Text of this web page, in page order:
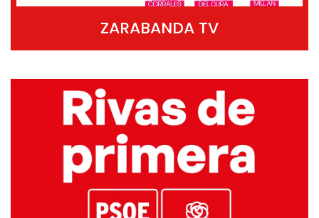
ZARABANDA TV